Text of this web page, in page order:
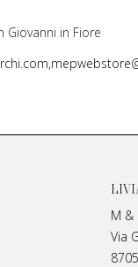
Giovanni in Fiore
M &
Via